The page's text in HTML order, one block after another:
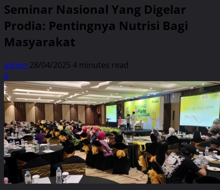
Seminar Nasional Yang Digelar
Prodia: Pentingnya Nutrisi Bagi
Masyarakat
admin 28/04/2025 4 minutes read
0